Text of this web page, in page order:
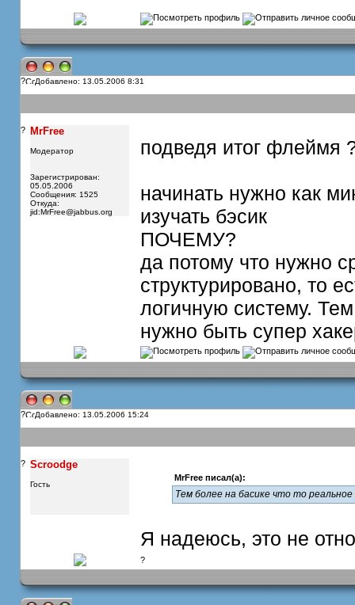
? Добавлено: 13.05.2006 8:31
? MrFree
Модератор
Зарегистрирован:
05.05.2006
Сообщения: 1525
Откуда:
jid:MrFree@jabbus.org
подведя итог флеймя
начинать нужно как
изучать бэсик
ПОЧЕМУ?
да потому что нужно
структурировано, то
логичную систему.
нужно быть супер
? Добавлено: 13.05.2006 15:24
? Scroodge
Гость
MrFree писал(а):
Тем более на басике что то
Я надеюсь, это не
?